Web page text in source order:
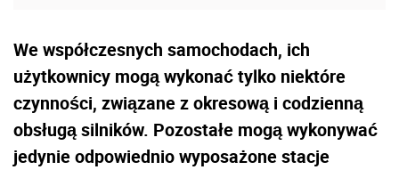
We współczesnych samochodach, ich
użytkownicy mogą wykonać tylko niektóre
czynności, związane z okresową i codzienną
obsługą silników. Pozostałe mogą wykonywać
jedynie odpowiednio wyposażone stacje